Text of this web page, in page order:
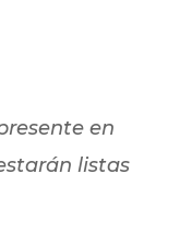
en
listas